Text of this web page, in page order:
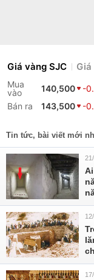
Giá vàng SJC Giá
Mua
vào
140,500
-
Bán ra
143,500 -
Tin tức, bài viết mới